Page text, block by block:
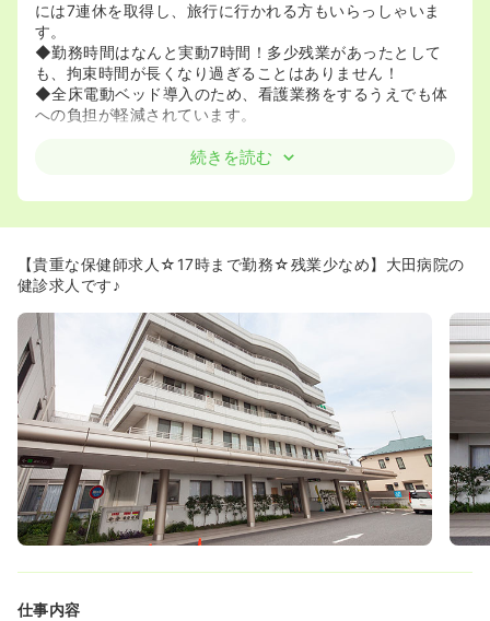
には7連休を取得し、旅行に行かれる方もいらっしゃいま
す。
◆勤務時間はなんと実動7時間！多少残業があったとして
も、拘束時間が長くなり過ぎることはありません！
◆全床電動ベッド導入のため、看護業務をするうえでも体
への負担が軽減されています。
≪ママさんナースも活躍しています≫
ら仕事にも集中できる環境が整っています。
◆産休・育休取得後は、日勤常勤や日勤パートなど、希望
に合わせて幅広い働き方が可能です。
≪ステップアップしたい方におススメ≫
◆認定看護師の資格取得支援制度がございます。費用は自
己負担になりますが、通学しながらも常勤雇用のまま給与
の支給が頂けます。実際に感染管理、透析看護、緩和ケア
の分野に認定看護師が在籍しています。
◆同院は護師再就職支援セミナーを毎週土曜日に開催して
おりますので、ブランクがある方でもスムーズに看護業務
に戻ることができます。中途の方でも指導者がつき、若手
研修（3年目）、中堅研修、役職者研修等多数用意してい
ます。
続きを読む
【貴重な保健師求人☆17時まで勤務☆残業少なめ】大田病院の
健診求人です♪
仕事内容